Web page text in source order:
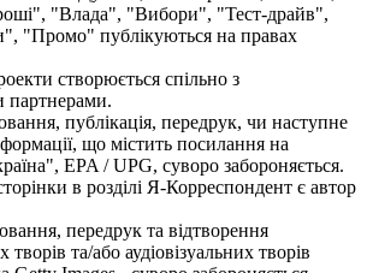
"Влада", "Вибори", "Тест-драйв",
"Промо" публікуються на правах
створюється спільно з
партнерами.
публікація, передрук, чи наступне
що містить посилання на
EPA / UPG, суворо забороняється.
в розділі Я-Корреспондент є автор
передрук та відтворення
творів та/або аудіовізуальних творів